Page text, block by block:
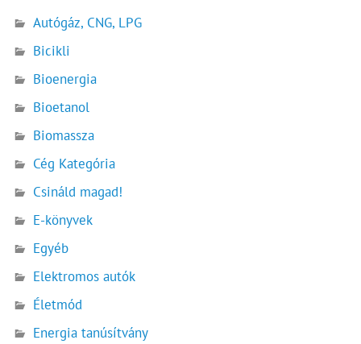
Autógáz, CNG, LPG
Bicikli
Bioenergia
Bioetanol
Biomassza
Cég Kategória
Csináld magad!
E-könyvek
Egyéb
Elektromos autók
Életmód
Energia tanúsítvány